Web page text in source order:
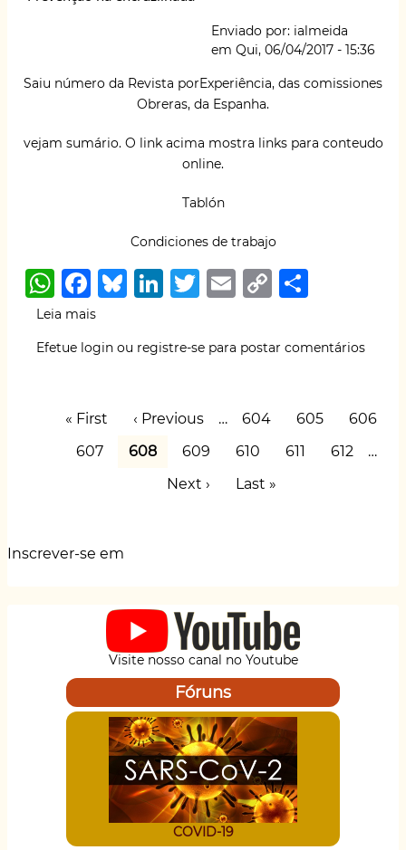
k
ao
acidente
Enviado por: ialmeida
em Qui, 06/04/2017 - 15:36
Saiu número da Revista porExperiência, das comissiones
Obreras, da Espanha.
vejam sumário. O link acima mostra links para conteudo
online.
Tablón
Condiciones de trabajo
W
h
at
p
F
a
c
e
o
o
B
lu
e
y
Li
n
k
n
T
w
it
te
E
m
ai
l
C
o
p
k
ar
Leia mais
(Comissiones
"Prevenção
na
Efetue login ou registre-se para postar comentários
Primeira
« First
Página
‹ Previous … Page
604 Page
605 Page
606
Page
607
Página
608 Page
609 Page
610 Page
611 Page
612
…
Próxima
Next ›
Última
Last »
Inscrever-se em
Visite nosso canal no Youtube
Fóruns
COVID-19